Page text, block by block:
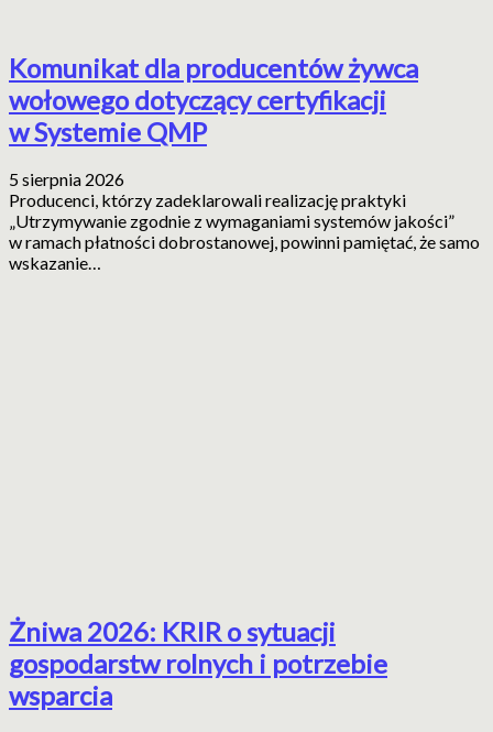
Komunikat dla producentów żywca
wołowego dotyczący certyfikacji
w Systemie QMP
5 sierpnia 2026
Producenci, którzy zadeklarowali realizację praktyki
„Utrzymywanie zgodnie z wymaganiami systemów jakości”
w ramach płatności dobrostanowej, powinni pamiętać, że samo
wskazanie…
Żniwa 2026: KRIR o sytuacji
gospodarstw rolnych i potrzebie
wsparcia